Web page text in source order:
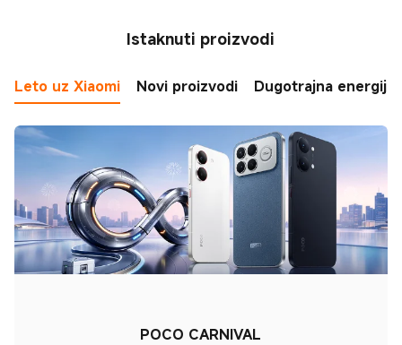
Istaknuti proizvodi
Leto uz Xiaomi Novi proizvodi Dugotrajna energija
POCO CARNIVAL